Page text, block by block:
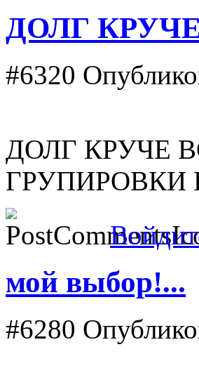
ДОЛГ
#6320
ДОЛГ КРУЧЕ
ГРУПИРОВКИ
мой выбор!...
#6280